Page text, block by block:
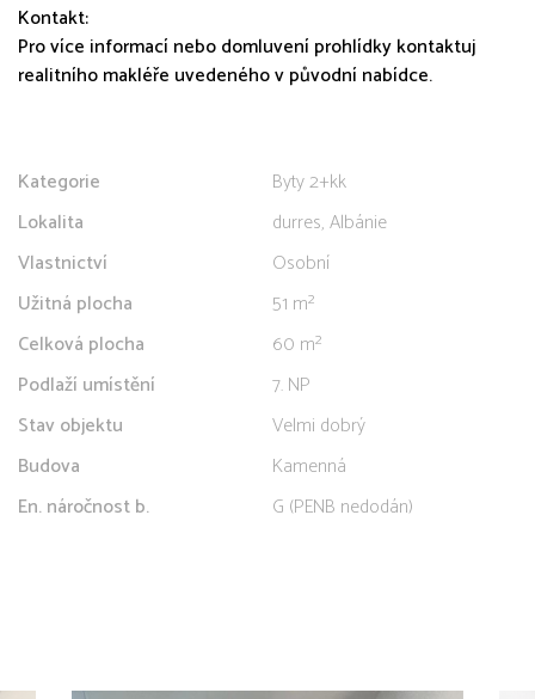
Kontakt:
Pro více informací nebo domluvení prohlídky kontaktuj
realitního makléře uvedeného v původní nabídce.
Kategorie
Byty 2+kk
Lokalita
durres, Albánie
Vlastnictví
Osobní
Užitná plocha
51 m²
Celková plocha
60 m²
Podlaží umístění
7. NP
Stav objektu
Velmi dobrý
Budova
Kamenná
En. náročnost b.
G (PENB nedodán)